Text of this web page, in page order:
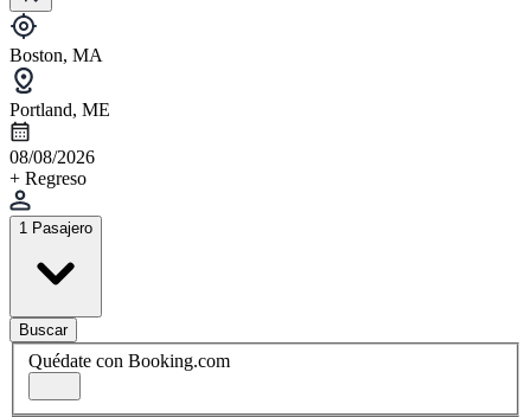
Boston, MA
Portland, ME
08/08/2026
+ Regreso
1 Pasajero
Buscar
Quédate con Booking.com